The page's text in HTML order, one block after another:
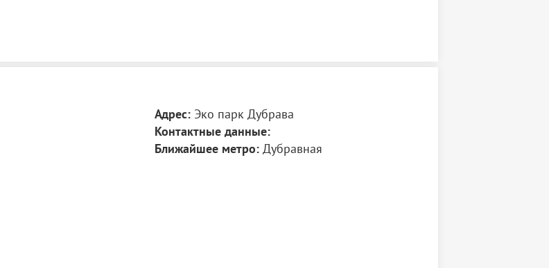
Адрес: Эко парк Дубрава
Контактные данные:
Ближайшее метро: Дубравная